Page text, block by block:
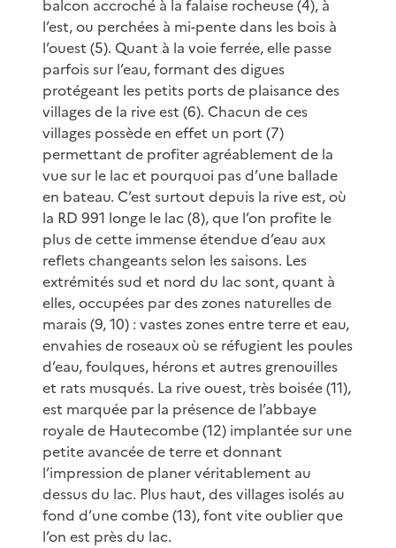
balcon accroché à la falaise rocheuse (4), à
l’est, ou perchées à mi-pente dans les bois à
l’ouest (5). Quant à la voie ferrée, elle passe
parfois sur l’eau, formant des digues
protégeant les petits ports de plaisance des
villages de la rive est (6). Chacun de ces
villages possède en effet un port (7)
permettant de profiter agréablement de la
vue sur le lac et pourquoi pas d’une ballade
en bateau. C’est surtout depuis la rive est, où
la RD 991 longe le lac (8), que l’on profite le
plus de cette immense étendue d’eau aux
reflets changeants selon les saisons. Les
extrémités sud et nord du lac sont, quant à
elles, occupées par des zones naturelles de
marais (9, 10) : vastes zones entre terre et eau,
envahies de roseaux où se réfugient les poules
d’eau, foulques, hérons et autres grenouilles
et rats musqués. La rive ouest, très boisée (11),
est marquée par la présence de l’abbaye
royale de Hautecombe (12) implantée sur une
petite avancée de terre et donnant
l’impression de planer véritablement au
dessus du lac. Plus haut, des villages isolés au
fond d’une combe (13), font vite oublier que
l’on est près du lac.